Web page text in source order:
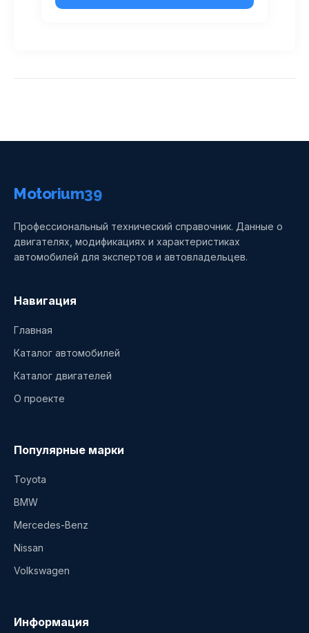
Motorium39
Профессиональный технический справочник. Данные о
двигателях, модификациях и характеристиках
автомобилей для экспертов и автовладельцев.
Навигация
Главная
Каталог автомобилей
Каталог двигателей
О проекте
Популярные марки
Toyota
BMW
Mercedes-Benz
Nissan
Volkswagen
Информация